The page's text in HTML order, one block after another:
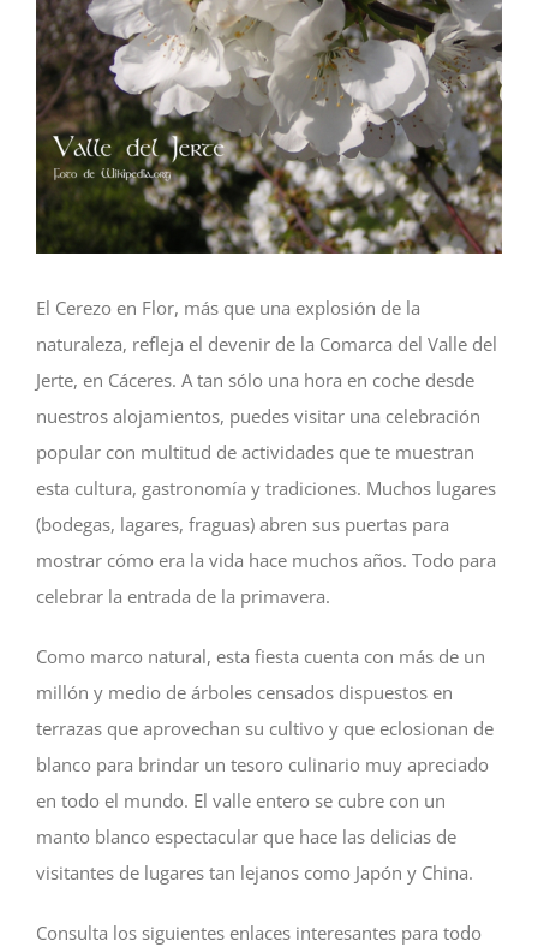
grande
El Cerezo en Flor, más que una explosión de la
naturaleza, refleja el devenir de la Comarca del Valle del
Jerte, en Cáceres. A tan sólo una hora en coche desde
nuestros alojamientos, puedes visitar una celebración
popular con multitud de actividades que te muestran
esta cultura, gastronomía y tradiciones. Muchos lugares
(bodegas, lagares, fraguas) abren sus puertas para
mostrar cómo era la vida hace muchos años. Todo para
celebrar la entrada de la primavera.
Como marco natural, esta fiesta cuenta con más de un
millón y medio de árboles censados dispuestos en
terrazas que aprovechan su cultivo y que eclosionan de
blanco para brindar un tesoro culinario muy apreciado
en todo el mundo. El valle entero se cubre con un
manto blanco espectacular que hace las delicias de
visitantes de lugares tan lejanos como Japón y China.
Consulta los siguientes enlaces interesantes para todo